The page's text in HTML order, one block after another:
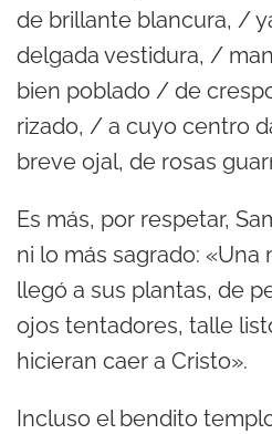
de brillante blancura, /
delgada vestidura, /
bien poblado / de
rizado, / a cuyo centro
breve ojal, de rosas
Es más, por respetar,
ni lo más sagrado:
llegó a sus plantas, de
ojos tentadores, talle
hicieran caer a Cristo».
Incluso el bendito